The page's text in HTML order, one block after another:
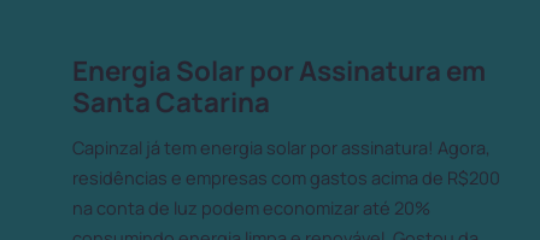
Energia Solar por Assinatura em
Santa Catarina
Capinzal já tem energia solar por assinatura! Agora,
residências e empresas com gastos acima de R$200
na conta de luz podem economizar até 20%